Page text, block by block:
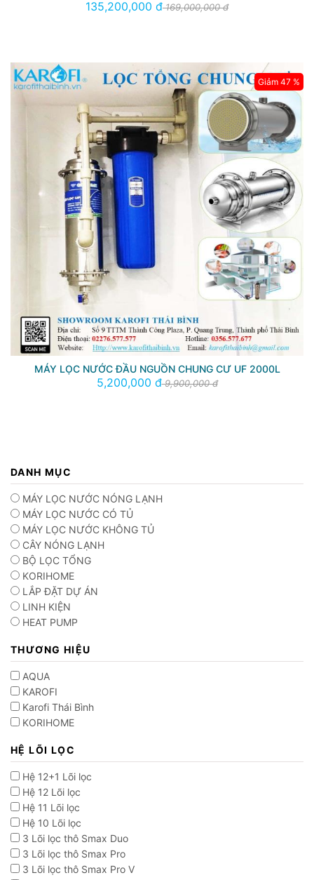
135,200,000 đ169,000,000 đ
MÁY LỌC NƯỚC ĐẦU NGUỒN CHUNG CƯ UF 2000L
5,200,000 đ9,900,000 đ
Giảm 47 %
DANH MỤC
MÁY LỌC NƯỚC NÓNG LẠNH
MÁY LỌC NƯỚC CÓ TỦ
MÁY LỌC NƯỚC KHÔNG TỦ
CÂY NÓNG LẠNH
BỘ LỌC TỔNG
KORIHOME
LẮP ĐẶT DỰ ÁN
LINH KIỆN
HEAT PUMP
THƯƠNG HIỆU
AQUA
KAROFI
Karofi Thái Bình
KORIHOME
HỆ LÕI LỌC
Hệ 12+1 Lõi lọc
Hệ 12 Lõi lọc
Hệ 11 Lõi lọc
Hệ 10 Lõi lọc
3 Lõi lọc thô Smax Duo
3 Lõi lọc thô Smax Pro
3 Lõi lọc thô Smax Pro V